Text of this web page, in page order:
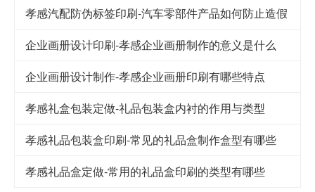
孝感汽配防伪标签印刷-汽车零部件产品如何防止造假
企业画册设计印刷-孝感企业画册制作的意义是什么
企业画册设计制作-孝感企业画册印刷有哪些特点
孝感礼盒包装定做-礼品包装盒内衬的作用与类型
孝感礼品包装盒印刷-常见的礼品盒制作盒型有哪些
孝感礼品盒定做-常用的礼品盒印刷的类型有哪些